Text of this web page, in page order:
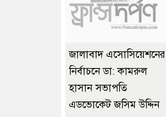
জালাবাদ এসোসিয়েশনের
নির্বাচনে ডা: কামরুল
হাসান সভাপতি
এডভোকেট জসিম উদ্দিন